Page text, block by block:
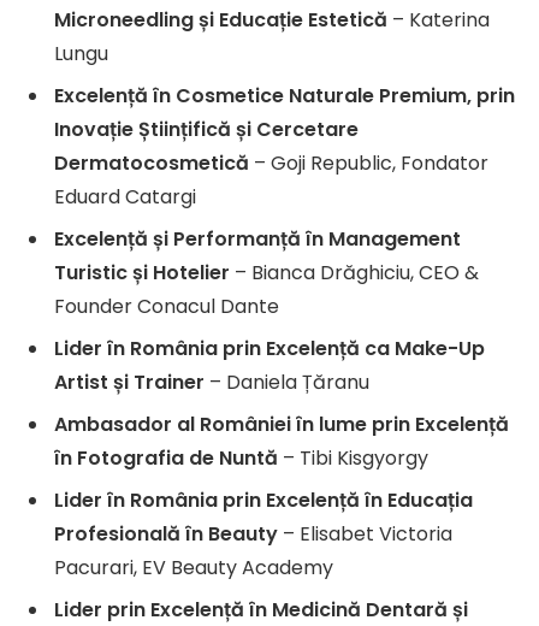
Microneedling și Educație Estetică – Katerina
Lungu
Excelență în Cosmetice Naturale Premium, prin
Inovație Științifică și Cercetare
Dermatocosmetică – Goji Republic, Fondator
Eduard Catargi
Excelență și Performanță în Management
Turistic și Hotelier – Bianca Drăghiciu, CEO &
Founder Conacul Dante
Lider în România prin Excelență ca Make-Up
Artist și Trainer – Daniela Țăranu
Ambasador al României în lume prin Excelență
în Fotografia de Nuntă – Tibi Kisgyorgy
Lider în România prin Excelență în Educația
Profesională în Beauty – Elisabet Victoria
Pacurari, EV Beauty Academy
Lider prin Excelență în Medicină Dentară și